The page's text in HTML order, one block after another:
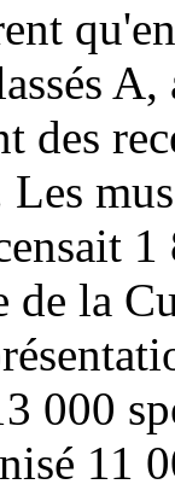
des
de la
000
11